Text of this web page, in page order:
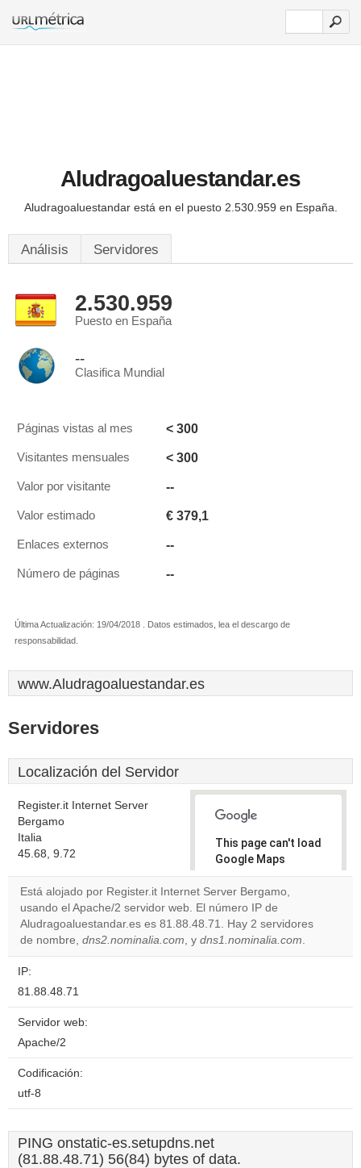
Aludragoaluestandar.es
Aludragoaluestandar está en el puesto 2.530.959 en España.
Análisis Servidores
2.530.959
Puesto en España
--
Clasifica Mundial
Páginas vistas al mes < 300
Visitantes mensuales < 300
Valor por visitante --
Valor estimado € 379,1
Enlaces externos --
Número de páginas --
Última Actualización: 19/04/2018 . Datos estimados, lea el descargo de
responsabilidad.
www.Aludragoaluestandar.es
Servidores
Localización del Servidor
Register.it Internet Server
Bergamo
Italia
45.68, 9.72
This page can't load
Google Maps
correctly.
Do you
own this
website?
OK
Está alojado por Register.it Internet Server Bergamo,
usando el Apache/2 servidor web. El número IP de
Aludragoaluestandar.es es 81.88.48.71. Hay 2 servidores
de nombre, dns2.nominalia.com, y dns1.nominalia.com.
IP:
81.88.48.71
Servidor web:
Apache/2
Codificación:
utf-8
PING onstatic-es.setupdns.net
(81.88.48.71) 56(84) bytes of data.